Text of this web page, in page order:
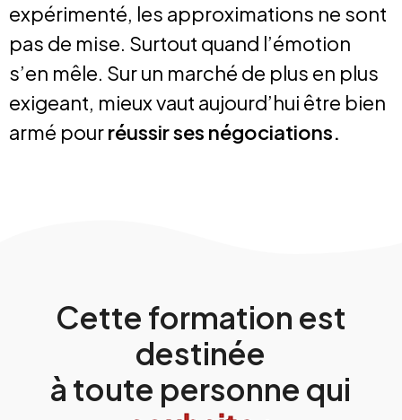
expérimenté, les approximations ne sont
pas de mise. Surtout quand l’émotion
s’en mêle. Sur un marché de plus en plus
exigeant, mieux vaut aujourd’hui être bien
armé pourréussir ses négociations.
Cette formation est
destinée
à toute personne qui